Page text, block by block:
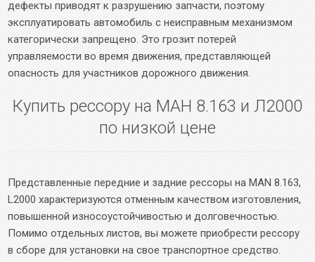
дефекты приводят к разрушению запчасти, поэтому
эксплуатировать автомобиль с неисправным механизмом
категорически запрещено. Это грозит потерей
управляемости во время движения, представляющей
опасность для участников дорожного движения.
Купить рессору на МАН 8.163 и Л2000
по низкой цене
Представленные передние и задние рессоры на MAN 8.163,
L2000 характеризуются отменным качеством изготовления,
повышенной износоустойчивостью и долговечностью.
Помимо отдельных листов, вы можете приобрести рессору
в сборе для установки на свое транспортное средство.